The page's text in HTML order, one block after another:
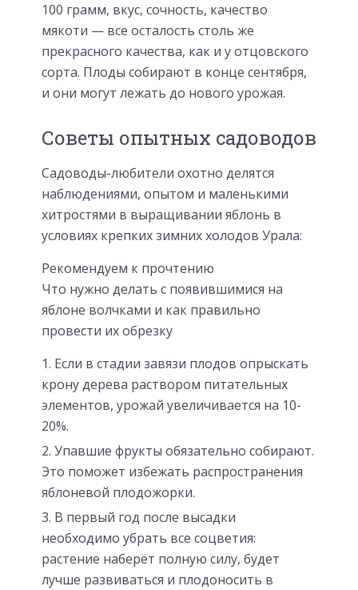
100 грамм, вкус, сочность, качество
мякоти — все осталость столь же
прекрасного качества, как и у отцовского
сорта. Плоды собирают в конце сентября,
и они могут лежать до нового урожая.
Советы опытных садоводов
Садоводы-любители охотно делятся
наблюдениями, опытом и маленькими
хитростями в выращивании яблонь в
условиях крепких зимних холодов Урала:
Рекомендуем к прочтению
Что нужно делать с появившимися на
яблоне волчками и как правильно
провести их обрезку
Если в стадии завязи плодов опрыскать
крону дерева раствором питательных
элементов, урожай увеличивается на 10-
20%.
Упавшие фрукты обязательно собирают.
Это поможет избежать распространения
яблоневой плодожорки.
В первый год после высадки
необходимо убрать все соцветия:
растение наберёт полную силу, будет
лучше развиваться и плодоносить в